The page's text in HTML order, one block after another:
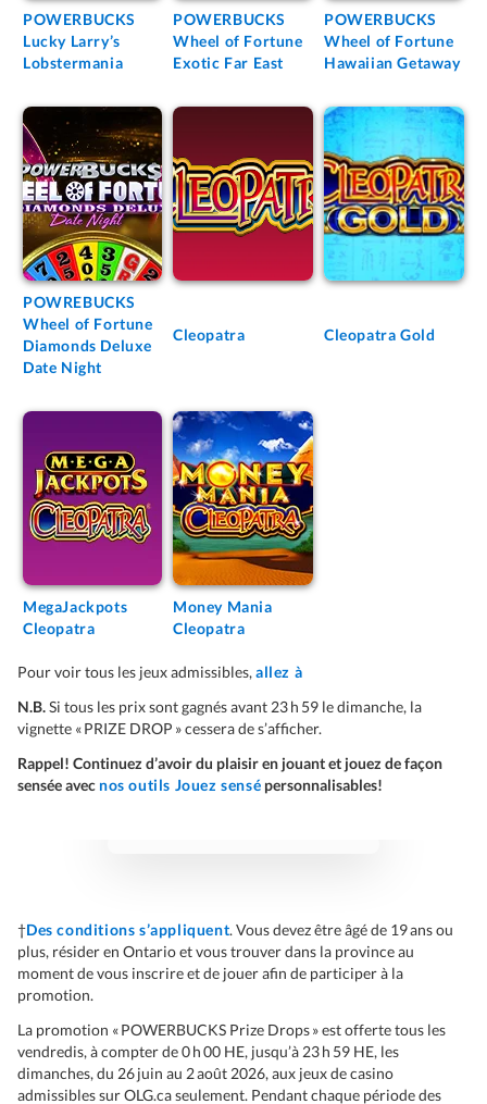
POWERBUCKS
Lucky Larry’s
Lobstermania
POWERBUCKS
Wheel of Fortune
Exotic Far East
POWERBUCKS
Wheel of Fortune
Hawaiian Getaway
POWREBUCKS
Wheel of Fortune
Diamonds Deluxe
Date Night
Cleopatra Cleopatra Gold
MegaJackpots
Cleopatra
Money Mania
Cleopatra
Pour voir tous les jeux admissibles, allez à
N.B.Si tous les prix sont gagnés avant 23 h 59 le dimanche, la
vignette « PRIZE DROP » cessera de s’afficher.
Rappel! Continuez d’avoir du plaisir en jouant et jouez de façon
sensée avec nos outils Jouez sensé personnalisables!
†Des conditions s’appliquent. Vous devez être âgé de 19 ans ou
plus, résider en Ontario et vous trouver dans la province au
moment de vous inscrire et de jouer afin de participer à la
promotion.
La promotion « POWERBUCKS Prize Drops » est offerte tous les
vendredis, à compter de 0 h 00 HE, jusqu’à 23 h 59 HE, les
dimanches, du 26 juin au 2 août 2026, aux jeux de casino
admissibles sur OLG.ca seulement. Pendant chaque période des